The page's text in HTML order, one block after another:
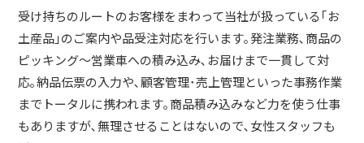
受け持ちのルートのお客様をまわって当社が扱っている｢お
土産品｣のご案内や品受注対応を行います｡発注業務､商品の
ピッキング～営業車への積み込み､お届けまで一貫して対
応｡納品伝票の入力や､顧客管理･売上管理といった事務作業
までトータルに携われます｡商品積み込みなど力を使う仕事
もありますが､無理させることはないので､女性スタッフも